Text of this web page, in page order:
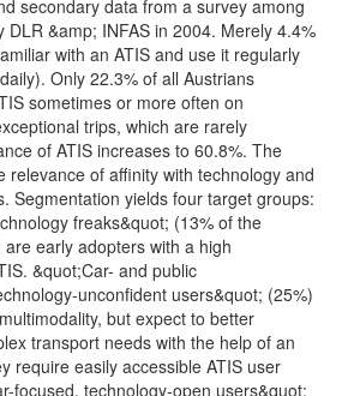
secondary data from a survey among
DLR &amp; INFAS in 2004. Merely 4.4%
with an ATIS and use it regularly
Only 22.3% of all Austrians
sometimes or more often on
trips, which are rarely
of ATIS increases to 60.8%. The
relevance of affinity with technology and
Segmentation yields four target groups:
freaks&quot; (13% of the
early adopters with a high
&quot;Car- and public
unconfident users&quot; (25%)
but expect to better
transport needs with the help of an
require easily accessible ATIS user
focused, technology-open users&quot;